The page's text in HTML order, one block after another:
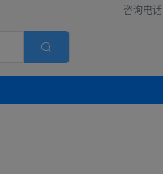
咨询电话